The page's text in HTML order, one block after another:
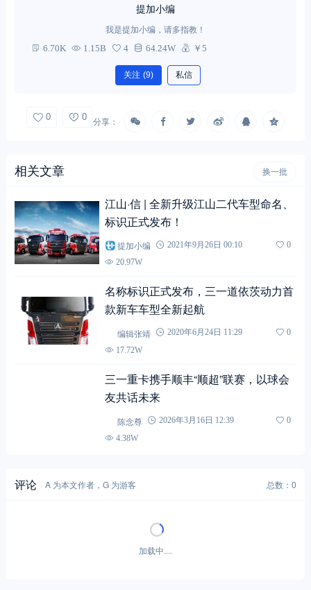
提加小编
我是提加小编，请多指教！
6.70K 1.15B 4 64.24W ￥5
关注 (9) 私信
0 0 分享：
相关文章 换一批
江山·信 | 全新升级江山二代车型命名、
标识正式发布！
提加小编 2021年9月26日 00:10
0
20.97W
名称标识正式发布，三一道依茨动力首
款新车车型全新起航
编辑张靖 2020年6月24日 11:29
0
17.72W
三一重卡携手顺丰“顺超”联赛，以球会
友共话未来
陈念尊 2026年3月16日 12:39
0
4.38W
评论 A 为本文作者，G 为游客 总数：0
加载中…